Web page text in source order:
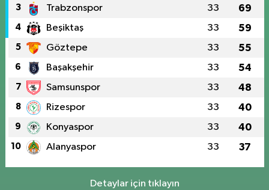
3 Trabzonspor 33 69
4 Beşiktaş 33 59
5 Göztepe 33 55
6 Başakşehir 33 54
7 Samsunspor 33 48
8 Rizespor 33 40
9 Konyaspor 33 40
10 Alanyaspor 33 37
Detaylar için tıklayın